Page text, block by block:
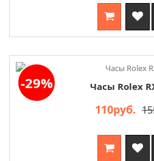
-29% Часы Rolex
110руб.